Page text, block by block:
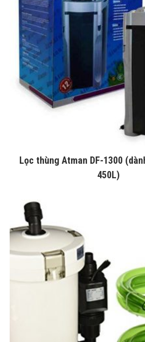
Lọc thùng Atman DF-1300
450L)